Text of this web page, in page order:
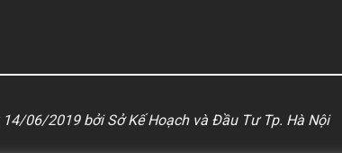
06/2019 bởi Sở Kế Hoạch và Đầu Tư Tp. Hà Nội